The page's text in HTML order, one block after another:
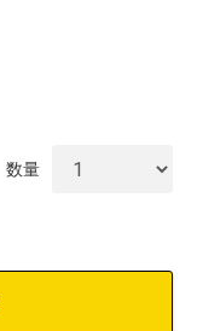
数量